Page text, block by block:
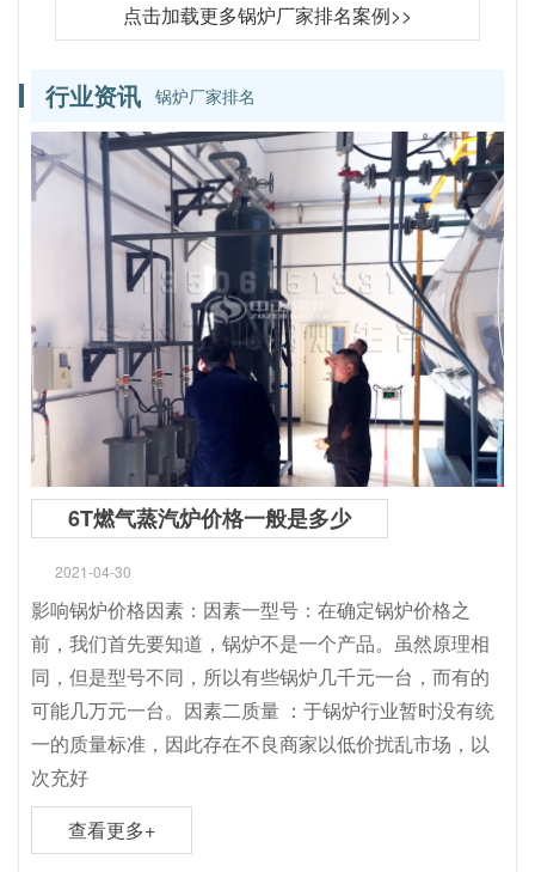
点击加载更多锅炉厂家排名案例>>
行业资讯 锅炉厂家排名
6T燃气蒸汽炉价格一般是多少
2021-04-30
影响锅炉价格因素：因素一型号：在确定锅炉价格之
前，我们首先要知道，锅炉不是一个产品。虽然原理相
同，但是型号不同，所以有些锅炉几千元一台，而有的
可能几万元一台。因素二质量 ：于锅炉行业暂时没有统
一的质量标准，因此存在不良商家以低价扰乱市场，以
次充好
查看更多+